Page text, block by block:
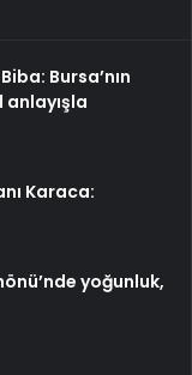
Bursa’nın
Karaca:
yoğunluk,